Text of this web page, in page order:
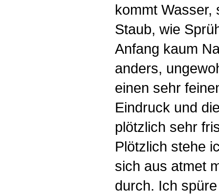
kommt Wasser,
Staub, wie
Anfang kaum
anders,
einen sehr
Eindruck und
plötzlich sehr
Plötzlich stehe
sich aus atmet
durch. Ich